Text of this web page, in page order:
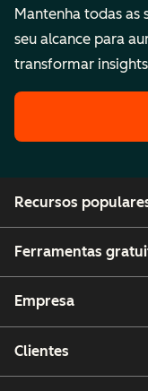
Mantenha todas as
seu alcance para
transformar
Recursos
Ferramentas
Empresa
Clientes